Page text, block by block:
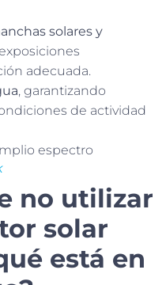
solares y
adecuada.
, garantizando
de actividad
no utilizar
solar
está en